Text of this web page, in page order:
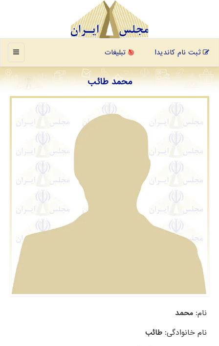
منو ثبت نام کاندیدا تبلیغات
محمد طائب
نام: محمد
نام خانوادگی: طائب